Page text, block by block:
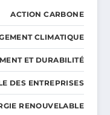
ACTION CARBONE
CLIMATIQUE
ET DURABILITÉ
DES ENTREPRISES
RENOUVELABLE